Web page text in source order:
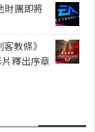
財團即將
教條》
釋出序章